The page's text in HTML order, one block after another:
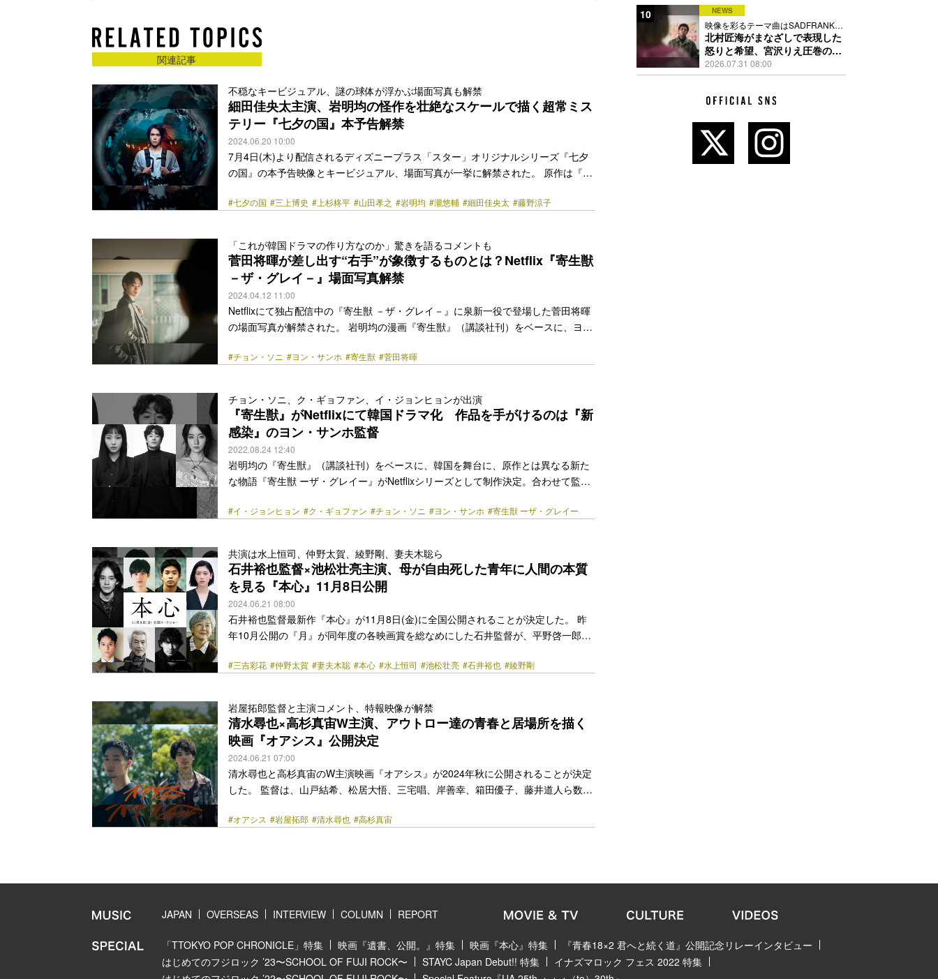
関連記事
不穏なキービジュアル、謎の球体が浮かぶ場面写真も解禁
細田佳央太主演、岩明均の怪作を壮絶なスケールで描く超常ミス
テリー『七夕の国』本予告解禁
2024.06.20 10:00
7月4日(木)より配信されるディズニープラス「スター」オリジナルシリーズ『七夕
の国』の本予告映像とキービジュアル、場面写真が一挙に解禁された。 原作は『寄
「週刊ビッグコミックスピリッツ」にて不定期連載した同名SF漫画。岩明の作品の
ニープラス「スター」にてドラマ化される。 ある日、ビルや人が謎の“球体”にまる
くエグられた。役に立たない“超能力”をもつ平凡な大学生ナン丸は、… <a
class="more-link" href="https://bezzy.jp/2024/06/46191/"></a>
#七夕の国 #三上博史 #上杉柊平 #山田孝之 #岩明均 #瀧悠輔 #細田佳央太 #藤野涼子
「これが韓国ドラマの作り方なのか」驚きを語るコメントも
菅田将暉が差し出す“右手”が象徴するものとは？Netflix『寄生獣
－ザ・グレイ－』場面写真解禁
2024.04.12 11:00
Netflixにて独占配信中の『寄生獣 －ザ・グレイ－』に泉新一役で登場した菅田将暉
の場面写真が解禁された。 岩明均の漫画『寄生獣』（講談社刊）をベースに、ヨ
生物＝パラサイトが韓国に襲来していたらという発想から生まれた。4月5日(金)に
暴力を振るわれるという悲痛な過去を持つスイン（演：チョン・ソニ）は、“自分は
誰からも愛されない”と思い詰め、ただ生きるだけの毎… <a class="more-link"
href="https://bezzy.jp/2024/04/43230/"></a>
#チョン・ソニ #ヨン・サンホ #寄生獣 #菅田将暉
チョン・ソニ、ク・ギョファン、イ・ジョンヒョンが出演
『寄生獣』がNetflixにて韓国ドラマ化 作品を手がけるのは『新
感染』のヨン・サンホ監督
2022.08.24 12:40
岩明均の『寄生獣』（講談社刊）をベースに、韓国を舞台に、原作とは異なる新た
な物語『寄生獣 ーザ・グレイー』がNetflixシリーズとして制作決定。合わせて監督
ヒョンが迎えられることが発表された。 1988年に連載が開始し、完結後も20年以
人間たちの物語。凶悪な殺戮を始めた彼らを阻止すべく、戦いを挑む人間たちを描
く。原作漫画『寄生獣』は、約20の国と地域で累計発行部数2,500… <a
class="more-link" href="https://bezzy.jp/2022/08/6862/"></a>
#イ・ジョンヒョン #ク・ギョファン #チョン・ソニ #ヨン・サンホ #寄生獣 ーザ・グレイー
共演は水上恒司、仲野太賀、綾野剛、妻夫木聡ら
石井裕也監督×池松壮亮主演、母が自由死した青年に人間の本質
を見る『本心』11月8日公開
2024.06.21 08:00
石井裕也監督最新作『本心』が11月8日(金)に全国公開されることが決定した。 昨
年10月公開の『月』が同年度の各映画賞を総なめにした石井監督が、平野啓一郎原
華実力派俳優陣が集結した。 「大事な話があるの」そう言い残して急逝した母が、
い」と依頼する。テクノロジーは、人の心を再現できるのか。ただ、母の本当の心
を知りたかっただけなのに、朔也は自分の心や尊厳さえも見失っていく。 … <a
class="more-link" href="https://bezzy.jp/2024/06/46243/"></a>
#三吉彩花 #仲野太賀 #妻夫木聡 #本心 #水上恒司 #池松壮亮 #石井裕也 #綾野剛
岩屋拓郎監督と主演コメント、特報映像が解禁
清⽔尋也×⾼杉真宙W主演、アウトロー達の青春と居場所を描く
映画『オアシス』公開決定
2024.06.21 07:00
清⽔尋也と⾼杉真宙のW主演映画『オアシス』が2024年秋に公開されることが決定
した。 監督は、山戸結希、松居大悟、三宅唱、岸善幸、箱田優子、藤井道人ら数多
ペにて本企画が新人賞を獲得し、鮮烈な長編デビューを飾ることとなった。 2012
命-／-決戦』（23／英勉監督）でも共演。 長きに渡りプライ… <a class="more-
#オアシス #岩屋拓郎 #清⽔尋也 #⾼杉真宙
10 NEWS
映像を彩るテーマ曲はSADFRANKが
歌う「愛の讃歌」カバー
北村匠海がまなざしで表現した
怒りと希望、宮沢りえ圧巻の演
技が光る『しびれ』90秒予告解
禁
2026.07.31 08:00
JAPAN OVERSEAS INTERVIEW COLUMN REPORT
「TTOKYO POP CHRONICLE」特集 映画『遺書、公開。』特集 映画『本心』特集
『青春18×2 君へと続く道』公開記念リレーインタビュー
はじめてのフジロック ’23〜SCHOOL OF FUJI ROCK〜
STAYC Japan Debut!! 特集
イナズマロック フェス 2022 特集